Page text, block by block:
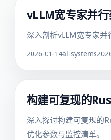
vLLM宽专家并
深入剖析vLLM宽专家并
2026-01-14ai-systems
构建可复现的
深入探讨构建可复现的
优化参数与监控清单。